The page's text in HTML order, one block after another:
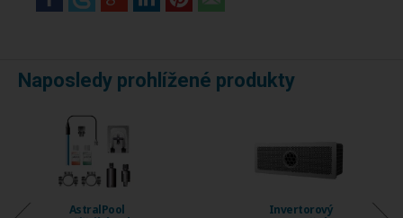
Naposledy prohlížené produkty
AstralPool
Invertorový